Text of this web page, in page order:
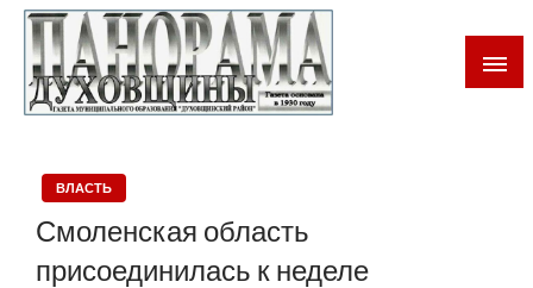
ВЛАСТЬ
Смоленская область
присоединилась к неделе